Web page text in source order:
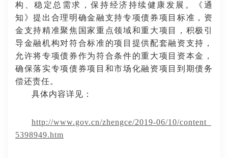
构、稳定总需求，保持经济持续健康发展。《通
知》提出合理明确金融支持专项债券项目标准，资
金支持精准聚焦国家重点领域和重大项目，积极引
导金融机构对符合标准的项目提供配套融资支持，
允许将专项债券作为符合条件的重大项目资本金，
确保落实专项债券项目和市场化融资项目到期债务
偿还责任。
具体内容详见：
http://www.gov.cn/zhengce/2019-06/10/content_
5398949.htm